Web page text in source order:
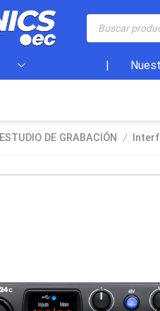
ESTUDIO DE GRABACIÓN /